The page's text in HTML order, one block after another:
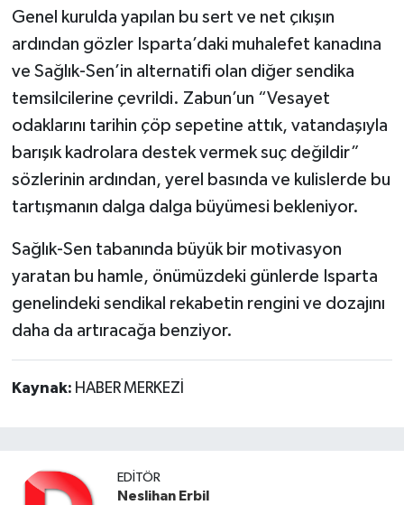
Genel kurulda yapılan bu sert ve net çıkışın
ardından gözler Isparta’daki muhalefet kanadına
ve Sağlık-Sen’in alternatifi olan diğer sendika
temsilcilerine çevrildi. Zabun’un “Vesayet
odaklarını tarihin çöp sepetine attık, vatandaşıyla
barışık kadrolara destek vermek suç değildir”
sözlerinin ardından, yerel basında ve kulislerde bu
tartışmanın dalga dalga büyümesi bekleniyor.
Sağlık-Sen tabanında büyük bir motivasyon
yaratan bu hamle, önümüzdeki günlerde Isparta
genelindeki sendikal rekabetin rengini ve dozajını
daha da artıracağa benziyor.
Kaynak: HABER MERKEZİ
EDITÖR
Neslihan Erbil